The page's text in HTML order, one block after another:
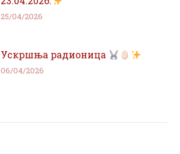
25/04/2026
Ускршња радионица
06/04/2026